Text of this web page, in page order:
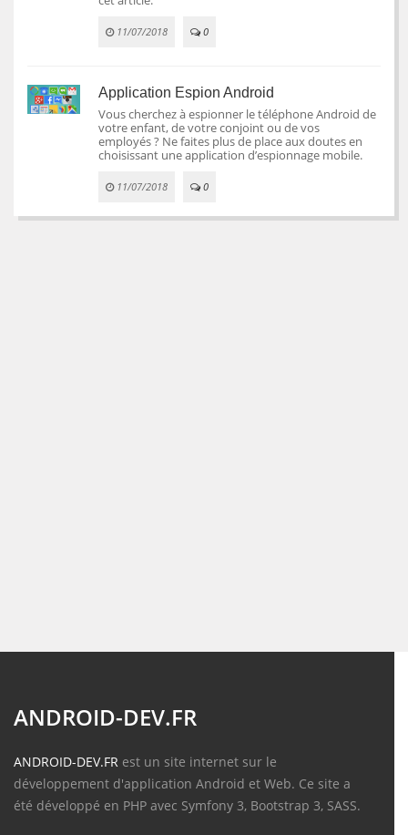
11/07/2018 0
Application Espion Android
Vous cherchez à espionner le téléphone Android de
votre enfant, de votre conjoint ou de vos
employés ? Ne faites plus de place aux doutes en
choisissant une application d’espionnage mobile.
11/07/2018 0
ANDROID-DEV.FR
ANDROID-DEV.FR est un site internet sur le
développement d'application Android et Web. Ce site a
été développé en PHP avec Symfony 3, Bootstrap 3, SASS.